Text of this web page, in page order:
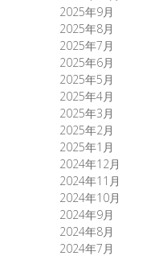
2025年9月
2025年8月
2025年7月
2025年6月
2025年5月
2025年4月
2025年3月
2025年2月
2025年1月
2024年12月
2024年11月
2024年10月
2024年9月
2024年8月
2024年7月